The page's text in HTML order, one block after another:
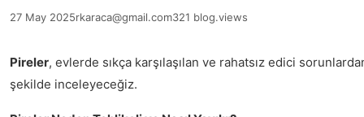
27 May 2025rkaraca@gmail.com321 blog.views
Pireler, evlerde sıkça karşılaşılan ve rahatsız edici
şekilde inceleyeceğiz.